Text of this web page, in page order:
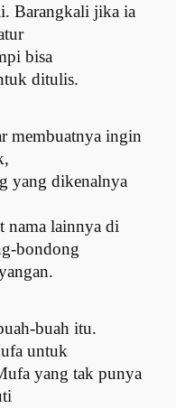
Barangkali jika ia
bisa
ditulis.
membuatnya ingin
yang dikenalnya
nama lainnya di
bondong
buah itu.
untuk
yang tak punya